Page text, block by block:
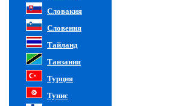
Словакия
Словения
Тайланд
Танзания
Турция
Тунис